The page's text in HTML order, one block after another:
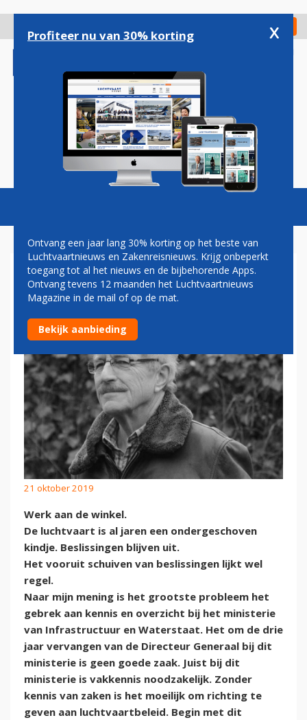
gaan
Check in
Magazine Podcasts Vacatures
PAUL GROVE: ADVIES AAN
HET KABINET
21 oktober 2019
Werk aan de winkel.
De luchtvaart is al jaren een ondergeschoven
kindje. Beslissingen blijven uit.
Het vooruit schuiven van beslissingen lijkt wel
regel.
Naar mijn mening is het grootste probleem het
gebrek aan kennis en overzicht bij het ministerie
van Infrastructuur en Waterstaat. Het om de drie
jaar vervangen van de Directeur Generaal bij dit
ministerie is geen goede zaak. Juist bij dit
ministerie is vakkennis noodzakelijk. Zonder
kennis van zaken is het moeilijk om richting te
geven aan luchtvaartbeleid. Begin met dit
Profiteer nu van 30% korting x
Ontvang een jaar lang 30% korting op het beste van
Luchtvaartnieuws en Zakenreisnieuws. Krijg onbeperkt
toegang tot al het nieuws en de bijbehorende Apps.
Ontvang tevens 12 maanden het Luchtvaartnieuws
Magazine in de mail of op de mat.
Bekijk aanbieding